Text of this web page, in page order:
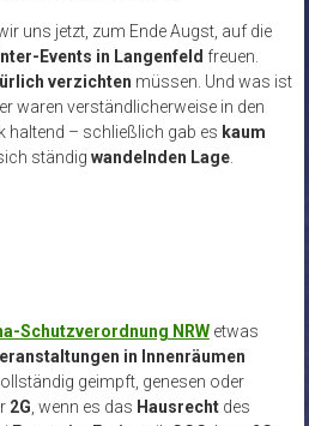
uns jetzt, zum Ende Augst, auf die
Events in Langenfeld freuen.
verzichten müssen. Und was ist
waren verständlicherweise in den
haltend – schließlich gab es kaum
ständig wandelnden Lage.
Schutzverordnung NRWetwas
in Innenräumen
geimpft, genesen oder
2G , wenn es das Hausrechtdes